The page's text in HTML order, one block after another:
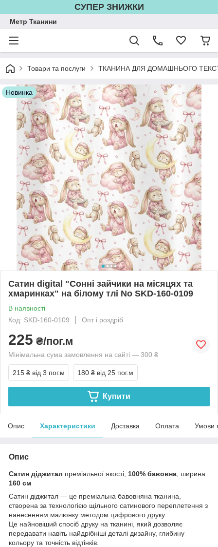
СУПЕР ЗНИЖКИ
Метр Тканини
Товари та послуги ТКАНИНА ДЛЯ ДОМАШНЬОГО
Новинка
Сатин digital "Сонні зайчики на місяцях та
хмаринках" на білому тлі No SKD-160-0109
В наявності
Код: SKD-160-0109
Опт і роздріб
225 ₴/пог.м
Мінімальна сума замовлення на сайті — 300 ₴
215 ₴ від 3 пог.м 180 ₴ від 25 пог.м
Купити
Опис Характеристики Доставка Оплата Умови
Опис
Сатин діджитал преміальної якості, 100% бавовна , ширина
160 см
Сатин діджитал — це преміальна бавовняна тканина,
створена за технологією щільного сатинового переплетення з
нанесенням малюнку методом цифрового друку.
Це найновіший спосіб друку на тканині, який дозволяє
передавати навіть найдрібніші деталі дизайну, глибину
кольору та точність відтінків.